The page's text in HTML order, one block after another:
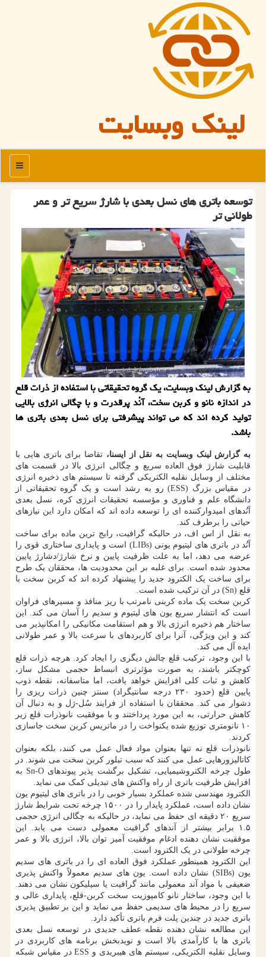
لینک وبسایت
منو
توسعه باتری های نسل بعدی با شارژ سریع تر و عمر
طولانی تر
به گزارش لینک وبسایت، یک گروه تحقیقاتی با استفاده از ذرات قلع
در اندازه نانو و کربن سخت، آنُد پرقدرت و با چگالی انرژی بالایی
تولید کرده اند که می تواند پیشرفتی برای نسل بعدی باتری ها
باشد.
به گزارش لینک وبسایت به نقل از ایسنا، تقاضا برای باتری هایی با
قابلیت شارژ فوق العاده سریع و چگالی انرژی بالا در قسمت های
مختلف از وسایل نقلیه الکتریکی گرفته تا سیستم های ذخیره انرژی
در مقیاس بزرگ (ESS) رو به رشد است و یک گروه تحقیقاتی از
دانشگاه علم و فناوری و مؤسسه تحقیقات انرژی کره، نسل بعدی
آنُدهای امیدوارکننده ای را توسعه داده اند که امکان دارد این نیازهای
حیاتی را برطرف کند.
به نقل از اس اف، در حالیکه گرافیت، رایج ترین ماده برای ساخت
آنُد در باتری های لیتیوم یونی (LIBs) است و پایداری ساختاری قوی را
عرضه می دهد، اما به علت ظرفیت پایین و نرخ شارژ/دشارژ پایین
محدود شده است. برای غلبه بر این محدودیت ها، محققان یک طرح
برای ساخت یک الکترود جدید را پیشنهاد کرده اند که کربن سخت با
قلع (Sn) در آن ترکیب شده است.
کربن سخت یک ماده کربنی نامرتب با ریز منافذ و مسیرهای فراوان
است که انتشار سریع یون های لیتیوم و سدیم را آسان می کند. این
ساختار هم ذخیره انرژی بالا و هم استقامت مکانیکی را امکانپذیر می
کند و این ویژگی، آنرا برای کاربردهای با سرعت بالا و عمر طولانی
ایده آل می کند.
با این وجود، ترکیب قلع چالش دیگری را ایجاد کرد. هرچه ذرات قلع
کوچکتر باشند، به صورت مؤثرتری انبساط حجمی مشکل ساز،
کاهش و ثبات کلی افزایش خواهد یافت، اما متاسفانه، نقطه ذوب
پایین قلع (حدود ۲۳۰ درجه سانتیگراد) سنتز چنین ذرات ریزی را
دشوار می کند. محققان با استفاده از فرایند سُل-ژل و به دنبال آن
کاهش حرارتی، به این مورد پرداختند و با موفقیت نانوذرات قلع زیر
۱۰ نانومتری توزیع شده یکنواخت را در ماتریس کربن سخت جاسازی
کردند.
نانوذرات قلع نه تنها بعنوان مواد فعال عمل می کنند، بلکه بعنوان
کاتالیزورهایی عمل می کنند که سبب تبلور کربن سخت می شوند. در
طول چرخه الکتروشیمیایی، تشکیل برگشت پذیر پیوندهای Sn-O به
افزایش ظرفیت باتری از راه واکنش های تبدیلی کمک می نماید.
الکترود مهندسی شده عملکرد بسیار خوبی را در باتری های لیتیوم یون
نشان داده است، عملکرد پایدار را در ۱۵۰۰ چرخه تحت شرایط شارژ
سریع ۲۰ دقیقه ای حفظ می نماید، در حالیکه به چگالی انرژی حجمی
۱.۵ برابر بیشتر از آندهای گرافیت معمولی دست می یابد. این
موفقیت نشان دهنده ادغام موفقیت آمیز توان بالا، انرژی بالا و عمر
چرخه طولانی در یک الکترود است.
این الکترود همینطور عملکرد فوق العاده ای را در باتری های سدیم
یون (SIBs) نشان داده است. یون های سدیم معمولاً واکنش پذیری
ضعیفی با مواد آند معمولی مانند گرافیت یا سیلیکون نشان می دهند.
با این وجود، ساختار نانو کامپوزیت سخت کربن-قلع، پایداری عالی و
سریع را در محیط های سدیمی حفظ می نماید و این بر تطبیق پذیری
باتری جدید در چندین پلت فرم باتری تأکید دارد.
این مطالعه نشان دهنده نقطه عطف جدیدی در توسعه نسل بعدی
باتری ها با کارآمدی بالا است و نویدبخش برنامه های کاربردی در
وسایل نقلیه الکتریکی، سیستم های هیبریدی و ESS در مقیاس شبکه